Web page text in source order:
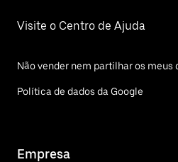
Visite o Centro de Ajuda
Não vender nem partilhar os meus
Política de dados da Google
Empresa